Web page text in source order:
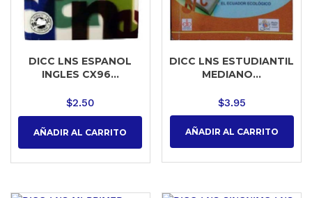
DICC LNS ESPANOL
INGLES CX96...
$2.50
AÑADIR AL CARRITO
DICC LNS ESTUDIANTIL
MEDIANO...
$3.95
AÑADIR AL CARRITO